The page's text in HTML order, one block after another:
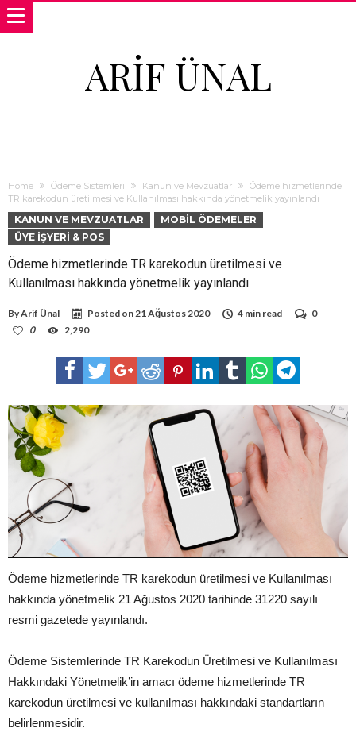
ARIF ÜNAL
Home Ödeme Sistemleri Kanun ve Mevzuatlar
Ödeme hizmetlerinde
TR karekodun üretilmesi ve Kullanılması hakkında yönetmelik yayınlandı
KANUN VE MEVZUATLAR
MOBIL ÖDEMELER
ÜYE İŞYERI & POS
Ödeme hizmetlerinde TR karekodun üretilmesi ve
Kullanılması hakkında yönetmelik yayınlandı
ByArif Ünal Posted on21 Ağustos 2020 4 min read
0
0
2,290
Ödeme hizmetlerinde TR karekodun üretilmesi ve Kullanılması
hakkında yönetmelik 21 Ağustos 2020 tarihinde 31220 sayılı
resmi gazetede yayınlandı.
Ödeme Sistemlerinde TR Karekodun Üretilmesi ve Kullanılması
Hakkındaki Yönetmelik’in amacı ödeme hizmetlerinde TR
karekodun üretilmesi ve kullanılması hakkındaki standartların
belirlenmesidir.